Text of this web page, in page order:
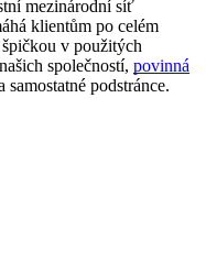
mezinárodní síť
klientům po celém
v použitých
našich společností, povinná
samostatné podstránce.